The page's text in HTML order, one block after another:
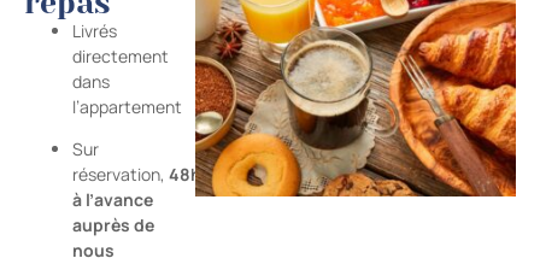
Livrés
directement
dans
l’appartement
Sur
réservation, 48h
à l’avance
auprès de
nous